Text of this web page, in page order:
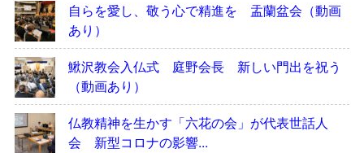
自らを愛し、敬う心で精進を 盂蘭盆会（動画
あり）
鰍沢教会入仏式 庭野会長 新しい門出を祝う
（動画あり）
仏教精神を生かす「六花の会」が代表世話人
会 新型コロナの影響...